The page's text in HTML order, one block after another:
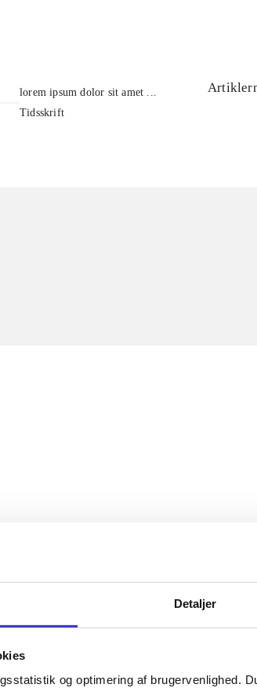
Detaljer
og optimering af brugervenlighed.
lorem ipsum dolor sit amet ...
Tidsskrift